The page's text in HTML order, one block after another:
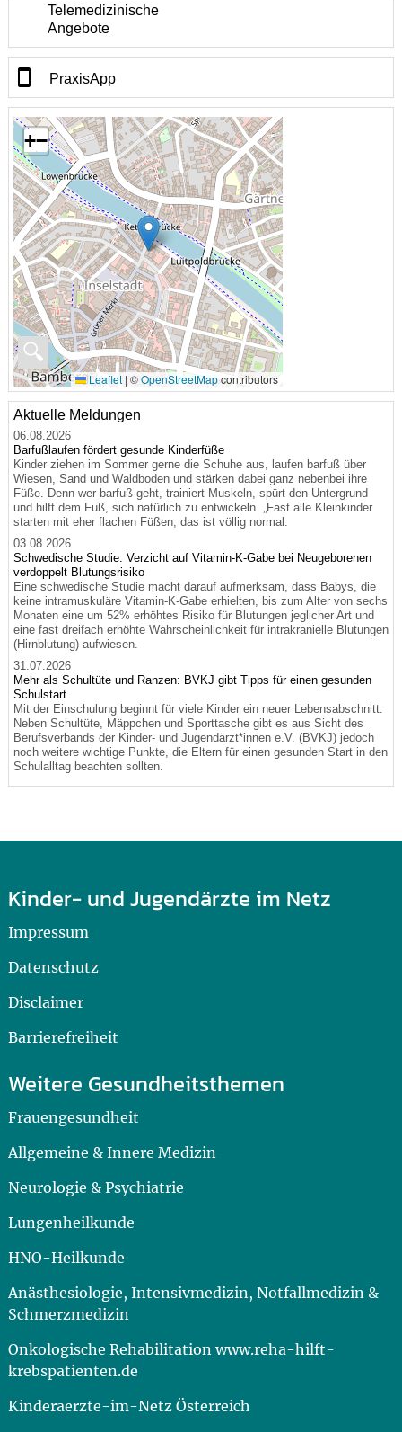
Telemedizinische
Angebote
PraxisApp
🔍
+−
Leaflet | ©OpenStreetMapcontributors
Aktuelle Meldungen
06.08.2026
Barfußlaufen fördert gesunde Kinderfüße
Kinder ziehen im Sommer gerne die Schuhe aus, laufen barfuß über
Wiesen, Sand und Waldboden und stärken dabei ganz nebenbei ihre
Füße. Denn wer barfuß geht, trainiert Muskeln, spürt den Untergrund
und hilft dem Fuß, sich natürlich zu entwickeln. „Fast alle Kleinkinder
starten mit eher flachen Füßen, das ist völlig normal.
03.08.2026
Schwedische Studie: Verzicht auf Vitamin-K-Gabe bei Neugeborenen
verdoppelt Blutungsrisiko
Eine schwedische Studie macht darauf aufmerksam, dass Babys, die
keine intramuskuläre Vitamin-K-Gabe erhielten, bis zum Alter von sechs
Monaten eine um 52% erhöhtes Risiko für Blutungen jeglicher Art und
eine fast dreifach erhöhte Wahrscheinlichkeit für intrakranielle Blutungen
(Hirnblutung) aufwiesen.
31.07.2026
Mehr als Schultüte und Ranzen: BVKJ gibt Tipps für einen gesunden
Schulstart
Mit der Einschulung beginnt für viele Kinder ein neuer Lebensabschnitt.
Neben Schultüte, Mäppchen und Sporttasche gibt es aus Sicht des
Berufsverbands der Kinder- und Jugendärzt*innen e.V. (BVKJ) jedoch
noch weitere wichtige Punkte, die Eltern für einen gesunden Start in den
Schulalltag beachten sollten.
Kinder- und Jugendärzte im Netz
Impressum
Datenschutz
Disclaimer
Barrierefreiheit
Weitere Gesundheitsthemen
Frauengesundheit
Allgemeine & Innere Medizin
Neurologie & Psychiatrie
Lungenheilkunde
HNO-Heilkunde
Anästhesiologie, Intensivmedizin, Notfallmedizin &
Schmerzmedizin
Onkologische Rehabilitation www.reha-hilft-
krebspatienten.de
Kinderaerzte-im-Netz Österreich